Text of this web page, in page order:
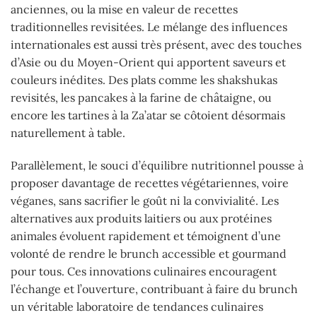
anciennes, ou la mise en valeur de recettes
traditionnelles revisitées. Le mélange des influences
internationales est aussi très présent, avec des touches
d’Asie ou du Moyen-Orient qui apportent saveurs et
couleurs inédites. Des plats comme les shakshukas
revisités, les pancakes à la farine de châtaigne, ou
encore les tartines à la Za’atar se côtoient désormais
naturellement à table.
Parallèlement, le souci d’équilibre nutritionnel pousse à
proposer davantage de recettes végétariennes, voire
véganes, sans sacrifier le goût ni la convivialité. Les
alternatives aux produits laitiers ou aux protéines
animales évoluent rapidement et témoignent d’une
volonté de rendre le brunch accessible et gourmand
pour tous. Ces innovations culinaires encouragent
l’échange et l’ouverture, contribuant à faire du brunch
un véritable laboratoire de tendances culinaires